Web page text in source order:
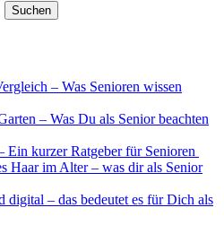
Suchen
– Was Senioren wissen
– Was Du als Senior beachten
Ein kurzer Ratgeber für Senioren
Haar im Alter – was dir als Senior
digital – das bedeutet es für Dich als